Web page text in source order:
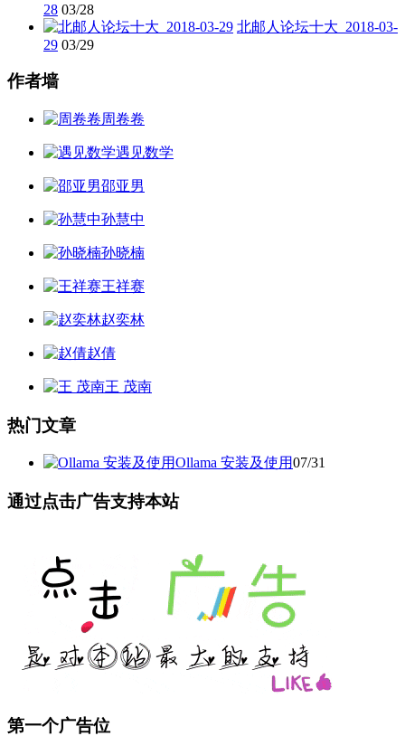
28 03/28
北邮人论坛十大_2018-03-
29 03/29
作者墙
周卷卷
遇见数学
邵亚男
孙慧中
孙晓楠
王祥赛
赵奕林
赵倩
王 茂南
热门文章
Ollama 安装及使用07/31
通过点击广告支持本站
第一个广告位